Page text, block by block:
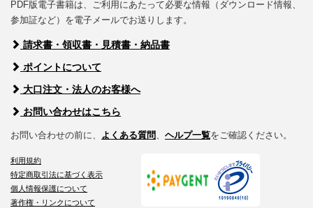
PDF版電子書籍は、ご利用にあたって必要な情報（ダウンロード情報、
参加証など）を電子メールでお送りします。
請求書・領収書・見積書・納品書
ポイントについて
大口注文・法人のお客様へ
お問い合わせはこちら
お問い合わせの前に、 よくある質問、 ヘルプ一覧をご確認ください。
利用規約
特定商取引法に基づく表示
個人情報保護について
著作権・リンクについて